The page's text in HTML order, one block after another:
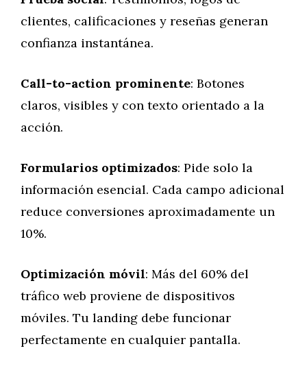
clientes, calificaciones y reseñas generan
confianza instantánea.
Call-to-action prominente: Botones
claros, visibles y con texto orientado a la
acción.
Formularios optimizados: Pide solo la
información esencial. Cada campo adicional
reduce conversiones aproximadamente un
10%.
Optimización móvil: Más del 60% del
tráfico web proviene de dispositivos
móviles. Tu landing debe funcionar
perfectamente en cualquier pantalla.